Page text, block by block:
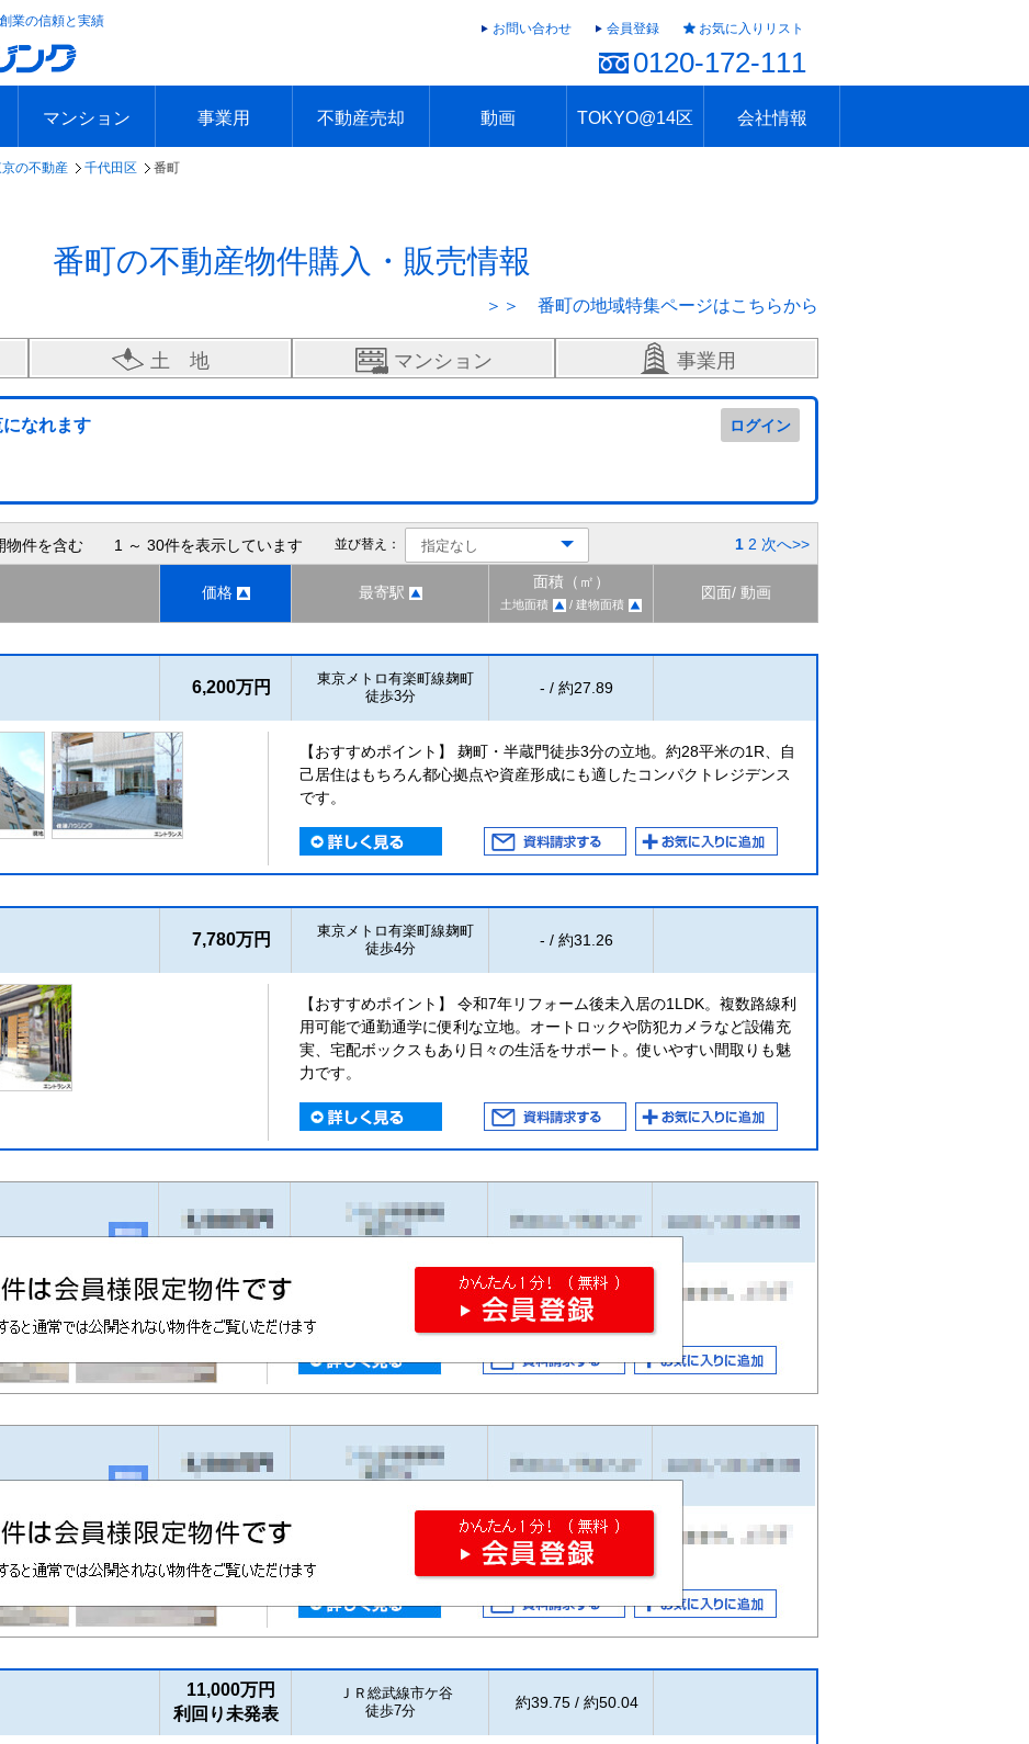
業の信頼と実績
お問い合わせ 会員登録 お気に入りリスト
0120-172-111
マンション
エリアで探す
沿線で探す
本日の新着物件
今週の新着物件
事業用
エリアで探す
沿線で探す
本日の新着物件
今週の新着物件
不動産売却 動画 TOKYO@14区 会社情報
の不動産 千代田区 番町
番町の不動産物件購入・販売情報
＞＞ 番町の地域特集ページはこちらから
土 地 マンション 事業用
になれます ログイン
件を含む 1 ～ 30件を表示しています 並び替え： 1 2 次へ>>
価格 最寄駅
面積（㎡）
土地面積 / 建物面積
図面/ 動画
6,200万円
東京メトロ有楽町線麹町
徒歩3分
- / 約27.89
【おすすめポイント】 麹町・半蔵門徒歩3分の立地。約28平米の1R、自
己居住はもちろん都心拠点や資産形成にも適したコンパクトレジデンス
です。
7,780万円
東京メトロ有楽町線麹町
徒歩4分
- / 約31.26
【おすすめポイント】 令和7年リフォーム後未入居の1LDK。複数路線利
用可能で通勤通学に便利な立地。オートロックや防犯カメラなど設備充
実、宅配ボックスもあり日々の生活をサポート。使いやすい間取りも魅
力です。
11,000万円
利回り未発表
ＪＲ総武線市ケ谷
徒歩7分
約39.75 / 約50.04